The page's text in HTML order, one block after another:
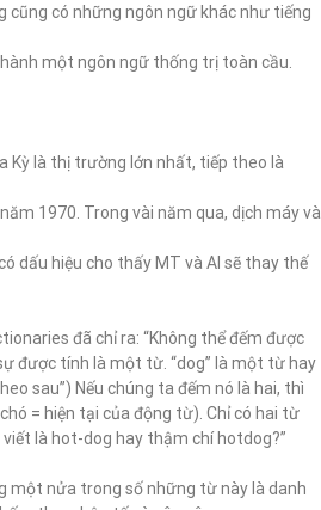
cũng có những ngôn ngữ khác như tiếng
một ngôn ngữ thống trị toàn cầu.
Kỳ là thị trường lớn nhất, tiếp theo là
1970. Trong vài năm qua, dịch máy và
dấu hiệu cho thấy MT và AI sẽ thay thế
đã chỉ ra: “Không thể đếm được
được tính là một từ. “dog” là một từ hay
sau”) Nếu chúng ta đếm nó là hai, thì
= hiện tại của động từ). Chỉ có hai từ
là hot-dog hay thậm chí hotdog?”
một nửa trong số những từ này là danh